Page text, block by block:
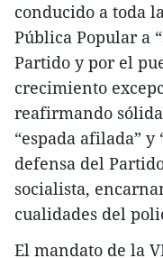
conducido a toda
Pública Popular a
Partido y por el
crecimiento
reafirmando
“espada afilada” y
defensa del
socialista,
cualidades del
El mandato de la